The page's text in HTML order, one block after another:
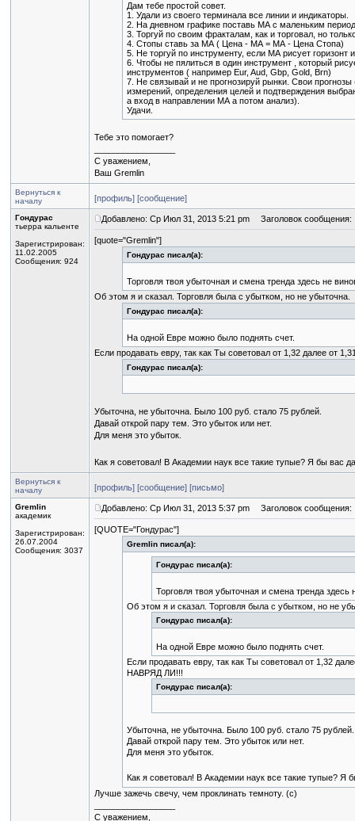
Дам тебе простой совет.
1. Удали из своего терминала все линии и индикаторы.
2. На дневном графике поставь МА с маленьким
3. Торгуй по своим фракталам, как и торговал, но
4. Стопы ставь за МА ( Цена - МА = МА - Цена Стопа)
5. Не торгуй по инструменту, если МА рисует горизонт
6. Чтобы не пялиться в один инструмент , который
инструментов ( например Eur, Aud, Gbp, Gold, Brn)
7. Не связывай и не прогнозируй рынки. Свои
измерений, определения целей и подтверждения
а вход в направлении МА а потом анализ).
Удачи.
Тебе это помогает?
С уважением,
Ваш Gremlin
Вернуться к
началу
[профиль] [сообщение]
Гондурас
тьерра кальенте
Зарегистрирован:
11.02.2005
Сообщения: 924
Добавлено: Ср Июл 31, 2013 5:21 pm Заголовок сообщения:
[quote="Gremlin"]
Гондурас писал(а):
Торговля твоя убыточная и смена тренда здесь не
Об этом я и сказал. Торговля была с убытком, но не убыточна.
Гондурас писал(а):
На одной Евре можно было поднять счет.
Если продавать евру, так как Ты советовал от 1,32 далее от
Гондурас писал(а):
Убыточна, не убыточна. Было 100 руб. стало 75 рублей.
Давай открой пару тем. Это убыток или нет.
Для меня это убыток.
Как я советовал! В Академии наук все такие тупые? Я бы вас
Вернуться к
началу
[профиль] [сообщение] [письмо]
Gremlin
академик
Зарегистрирован:
26.07.2004
Сообщения: 3037
Добавлено: Ср Июл 31, 2013 5:37 pm Заголовок сообщения:
[QUOTE="Гондурас"]
Gremlin писал(а):
Гондурас писал(а):
Торговля твоя убыточная и смена тренда здесь
Об этом я и сказал. Торговля была с убытком, но не
Гондурас писал(а):
На одной Евре можно было поднять счет.
Если продавать евру, так как Ты советовал от 1,32
НАВРЯД ЛИ!!!
Гондурас писал(а):
Убыточна, не убыточна. Было 100 руб. стало 75 рублей.
Давай открой пару тем. Это убыток или нет.
Для меня это убыток.
Как я советовал! В Академии наук все такие тупые? Я
Лучше зажечь свечу, чем проклинать темноту. (с)
С уважением,